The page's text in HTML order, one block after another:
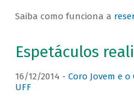
Saiba como funciona a
Espetáculos
16/12/2014 - Coro Jovem e
UFF